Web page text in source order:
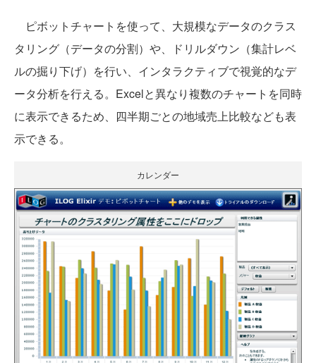
ピボットチャートを使って、大規模なデータのクラス
タリング（データの分割）や、ドリルダウン（集計レベ
ルの掘り下げ）を行い、インタラクティブで視覚的なデ
ータ分析を行える。Excelと異なり複数のチャートを同時
に表示できるため、四半期ごとの地域売上比較なども表
示できる。
カレンダー